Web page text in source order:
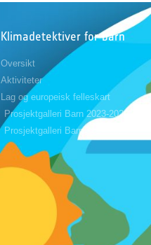
Klimadetektiver for barn
Oversikt
Aktiviteter
Lag og europeisk felleskart
Prosjektgalleri Barn 2023-2024
Prosjektgalleri Barn 2024-2025